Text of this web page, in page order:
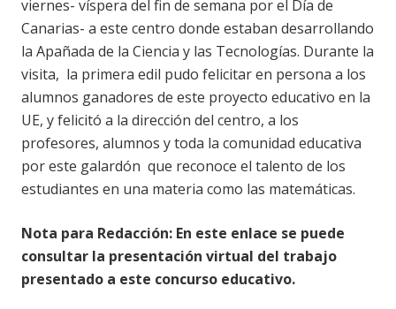
viernes- víspera del fin de semana por el Día de
Canarias- a este centro donde estaban desarrollando
la Apañada de la Ciencia y las Tecnologías. Durante la
visita, la primera edil pudo felicitar en persona a los
alumnos ganadores de este proyecto educativo en la
UE, y felicitó a la dirección del centro, a los
profesores, alumnos y toda la comunidad educativa
por este galardón que reconoce el talento de los
estudiantes en una materia como las matemáticas.
Nota para Redacción: En este enlace se puede
consultar la presentación virtual del trabajo
presentado a este concurso educativo.